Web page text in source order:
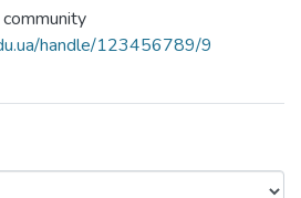
handle/123456789/9